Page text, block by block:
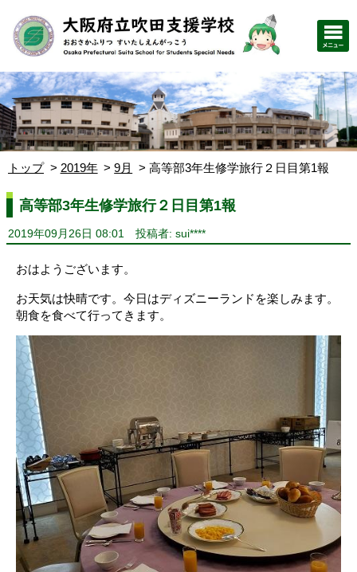
トップ 2019年 9月 高等部3年生修学旅行２日目第1報
高等部3年生修学旅行２日目第1報
2019年09月26日 08:01 投稿者: sui****
おはようございます。
お天気は快晴です。今日はディズニーランドを楽しみます。
朝食を食べて行ってきます。